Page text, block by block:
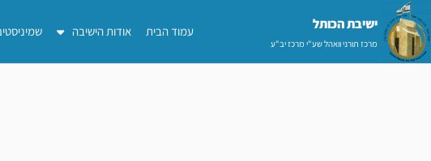
דילוג
לתוכן
ישיבת הכותל​
מרכז תורני וואהל שע"י מרכז יב"ע
עמוד הבית אודות הישיבה